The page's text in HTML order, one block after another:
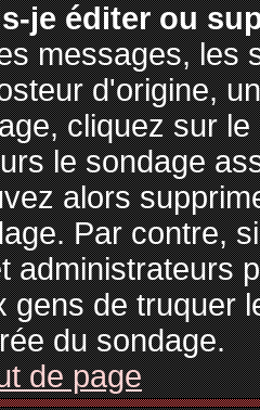
je éditer ou
messages, les
d'origine,
cliquez sur
le sondage
alors
Par contre,
administrateurs
gens de truquer
du sondage.
de page